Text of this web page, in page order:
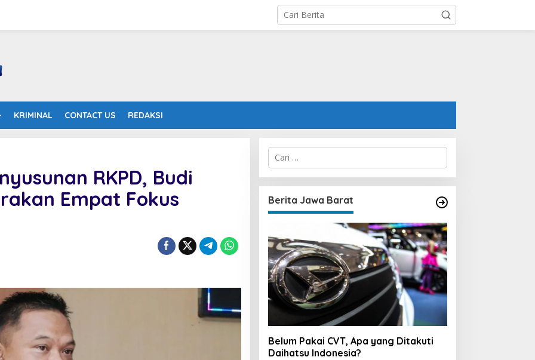
KRIMINAL CONTACT US REDAKSI
RKPD, Budi
Empat Fokus
C
i
u
n
t
k
:
Berita Jawa Barat
Belum Pakai CVT, Apa yang Ditakuti
Daihatsu Indonesia?